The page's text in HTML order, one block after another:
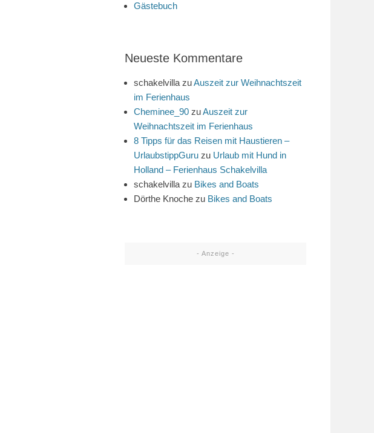
Gästebuch
Neueste Kommentare
schakelvilla zuAuszeit zur Weihnachtszeit
im Ferienhaus
Cheminee_90 zuAuszeit zur
Weihnachtszeit im Ferienhaus
8 Tipps für das Reisen mit Haustieren –
UrlaubstippGuru zu Urlaub mit Hund in
Holland – Ferienhaus Schakelvilla
schakelvilla zu Bikes and Boats
Dörthe Knoche zu Bikes and Boats
- Anzeige -